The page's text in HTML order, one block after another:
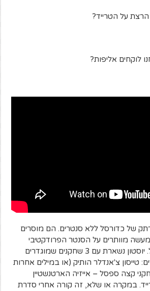
הרצת על הטרייד?
לוקחים אליפות?
מרתק של כדורסל ללא סנטרים. הם מוסרים
מוותרים על הסנטר הפרודקטיבי
היחיד שיש להם בסגל. יוסטון נשארת עם 3 שחקנים שמוגדרים
טייסון צ'אנדלר הותיק (או במילים אחרות
לאללה), ו-2 שחקני קצה ספסל – אייזיה הארטנשטיין
במקרה או שלא, זה קורה אחרי סדרת